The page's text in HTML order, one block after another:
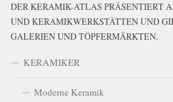
DER KERAMIK-ATLAS PRÄSENTIERT
UND KERAMIKWERKSTÄTTEN UND
GALERIEN UND TÖPFERMÄRKTEN.
KERAMIKER
Moderne Keramik